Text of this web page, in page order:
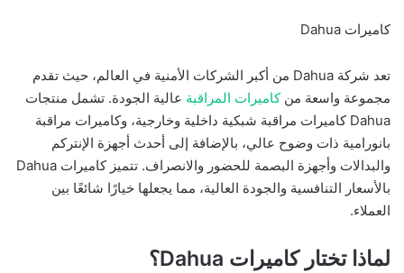
كاميرات Dahua
تعد شركة Dahua من أكبر الشركات الأمنية في العالم، حيث تقدم
مجموعة واسعة منكاميرات المراقبة عالية الجودة. تشمل منتجات
Dahua كاميرات مراقبة شبكية داخلية وخارجية، وكاميرات مراقبة
بانورامية ذات وضوح عالي، بالإضافة إلى أحدث أجهزة الإنتركم
والبدالات وأجهزة البصمة للحضور والانصراف. تتميز كاميرات Dahua
بالأسعار التنافسية والجودة العالية، مما يجعلها خيارًا شائعًا بين
العملاء.
لماذا تختار كاميرات Dahua؟